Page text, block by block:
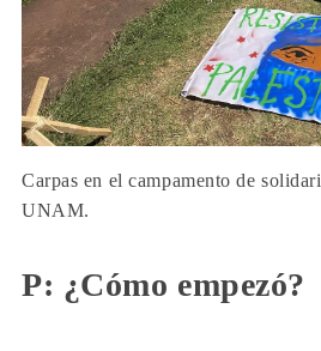
Carpas en el campamento de
UNAM.
P: ¿Cómo empezó?